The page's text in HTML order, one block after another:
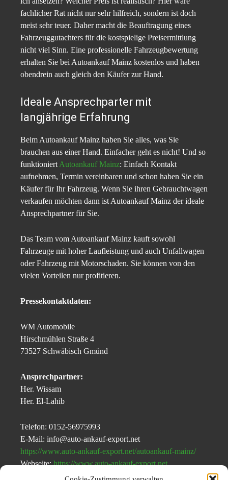
fachlicher Rat nicht nur sehr hilfreich, sondern ist doch
meist sehr teuer. Daher macht die Beauftragung eines
Fahrzeuggutachters für die kostspielige Preisermittlung
nicht viel Sinn. Eine professionelle Fahrzeugbewertung
erhalten Sie bei Autoankauf Mainz kostenlos und haben
obendrein auch gleich den Käufer zur Hand.
Ideale Ansprechparter mit
langjährige Erfahrung
Beim Autoankauf Mainz haben Sie alles, was Sie
brauchen aus einer Hand. Einfacher geht es nicht! Und so
funktioniert Autoankauf Mainz: Einfach Kontakt
aufnehmen, Termin vereinbaren und schon haben Sie ein
Käufer für Ihr Fahrzeug. Wenn Sie ihren Gebrauchtwagen
verkaufen möchten dann ist Autoankauf Mainz der ideale
Ansprechpartner für Sie.
Das Team vom Autoankauf Mainz kauft sowohl
Fahrzeuge mit hoher Laufleistung und auch Unfallwagen
oder Fahrzeug mit Motorschaden. Sie können von den
vielen Vorteilen nur profitieren.
Pressekontaktdaten:
WM Automobile
Hirschmühlen Straße 4
73527 Schwäbisch Gmünd
Ansprechpartner:
Her. Wissam
Her. El-Lahib
Telefon: 0152-56975993
E-Mail: info@auto-ankauf-export.net
https://www.auto-ankauf-export.net/autoankauf-mainz/
Webseite:https://www.auto-ankauf-export.net